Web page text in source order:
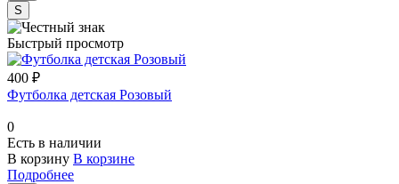
S
Быстрый просмотр
400 ₽
Футболка детская Розовый
0
Есть в наличии
В корзину В корзине
Подробнее